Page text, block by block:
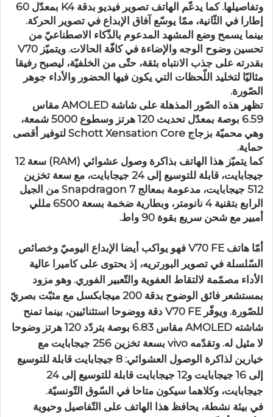
وتفاصيلها. كما يدعّم الهاتف تصوير فيديو بدقة K4 بمعدّل 60
إطارا في الثّانية، ممّا يوسّع آفاق الإبداع في تصوير الحركة.
بينما يسمح وضع المشهد المدعوم بالذّكاء الاصطناعيّ من
تحسين وضوح الوجه والإضاءة في كافّة الحالات. ويتميّز V70
بقدرته على جذب الانتباه بثقة، حتّى من الخلفيّة، ليصبح رفيقا
مثاليّا لتخليد اللّحظات التي يكون فيها الحضور والأداء جوهر
الصّورة.
تظهر هذه الصّور المذهلة على شاشة AMOLED مقاس
6.59 بوصة بمعدّل تحديث 120 هرتز وسطوع 5000 شمعة،
وهي محميّة بزجاج Schott Xensation Core لتوفير أقصى
حماية.
كما يتميّز هذا الهاتف بذاكرة وصول عشوائي (RAM) سعة 12
جيجابايت، قابلة للتوسيع إلى 24 جيجابايت، مع سعة تخزين
512 جيجابايت، مدعومة بمعالج Snapdragon 7 من الجيل
الرابع بتقنية 4 نانومتر، وبطارية ضخمة بسعة 6500 مللي
أمبير مع شحن سريع بقوة 90 واط.
أمّا هاتف V70 FE فهو يواكب أيضا الإبداع اليوميّ وخصائص
السّلسلة في تصوير البورتريه، إذ يحتوى على كاميرا عالية
الأداء مصمّمة لالتقاط العفوية والتّعبير الفوري. وهو مزود
بمستشعر فائق الوضوح بدقة 200 ميجابكسل مع مثبّت بصريّ
للصّورة. ويوفّر V70 FE دقة ووضوحا استثنائيين، بينما تمنح
شاشته AMOLED مقاس 6.83 بوصة بتردّد 120 هرتز وضوحا
لا مثيل له. وتقدّمه vivo بسعة تخزين 256 جيجابايت مع
خيارين لذاكرة الوصول العشوائي: 8 جيجابايت قابلة للتوسيع
إلى 16 جيجابايت و12 جيجابايت قابلة للتوسيع إلى 24
جيجابايت، وكلاهما سيكون متاحا في السّوق التّونسيّة.
في بيئة نشطة، يحافظ هذا الهاتف على التّفاصيل وحيوية